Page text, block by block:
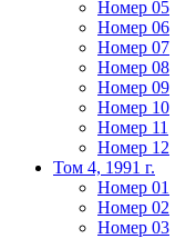
Номер 05
Номер 06
Номер 07
Номер 08
Номер 09
Номер 10
Номер 11
Номер 12
Том 4, 1991 г.
Номер 01
Номер 02
Номер 03